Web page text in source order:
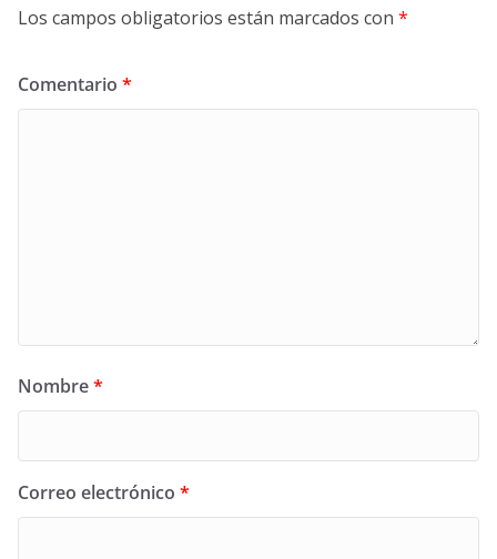
Los campos obligatorios están marcados con *
Comentario *
Nombre*
Correo electrónico *